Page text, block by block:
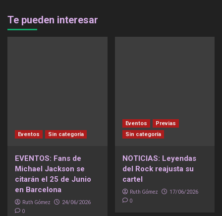
Te pueden interesar
Eventos Sin categoría
EVENTOS: Fans de
Michael Jackson se
citarán el 25 de Junio
en Barcelona
Ruth Gómez 24/06/2026
0
Eventos
Previas
Sin categoría
NOTICIAS: Leyendas
del Rock reajusta su
cartel
Ruth Gómez 17/06/2026
0